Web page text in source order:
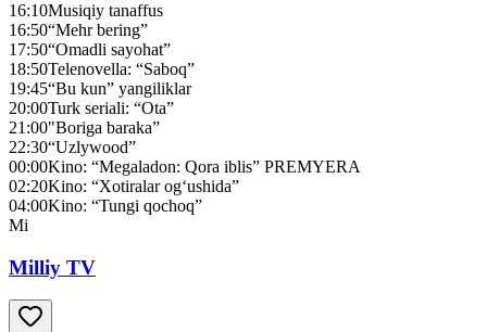
16:10Musiqiy tanaffus
16:50“Mehr bering”
17:50“Omadli sayohat”
18:50Telenovella: “Saboq”
19:45“Bu kun” yangiliklar
20:00Turk seriali: “Ota”
21:00"Boriga baraka”
22:30“Uzlywood”
00:00Kino: “Megaladon: Qora iblis” PREMYERA
02:20Kino: “Xotiralar og‘ushida”
04:00Kino: “Tungi qochoq”
Mi
Milliy TV